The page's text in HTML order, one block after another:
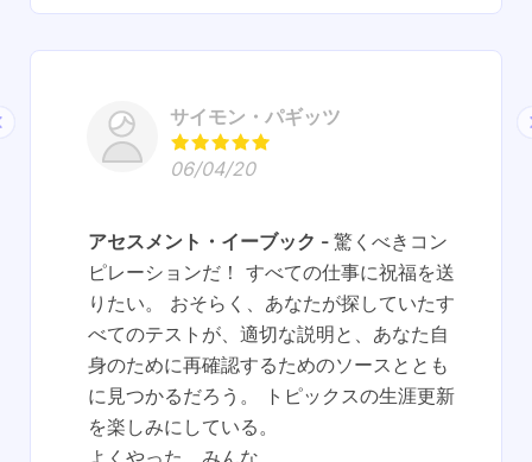
サイモン・パギッツ
06/04/20
アセスメント・イーブック
驚くべきコン
ピレーションだ！ すべての仕事に祝福を送
りたい。 おそらく、あなたが探していたす
べてのテストが、適切な説明と、あなた自
身のために再確認するためのソースととも
に見つかるだろう。 トピックスの生涯更新
を楽しみにしている。